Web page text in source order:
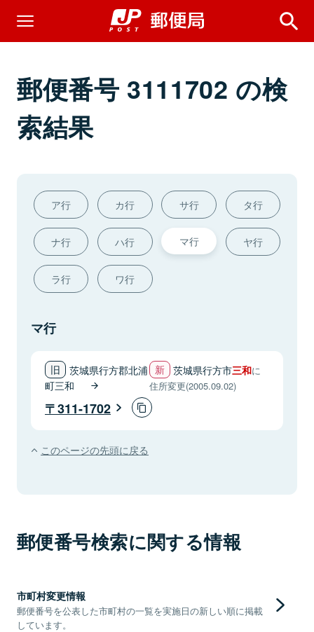
郵便番号 3111702 の検
索結果
ア行 カ行 サ行 タ行
ナ行 ハ行 マ行 ヤ行
ラ行 ワ行
マ行
茨城県行方郡北浦
町三和
茨城県行方市三和に
住所変更(2005.09.02)
311-1702
このページの先頭に戻る
郵便番号検索に関する情報
市町村変更情報
郵便番号を公表した市町村の一覧を実施日の新しい順に掲載
しています。